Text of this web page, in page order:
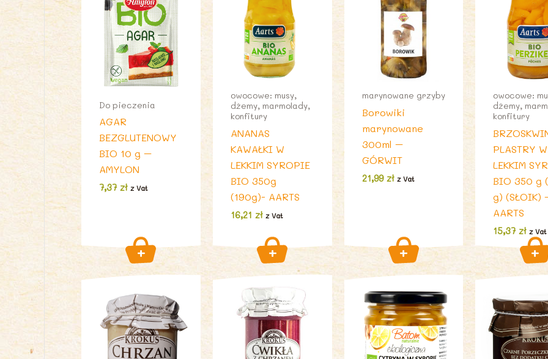
Do pieczenia
AGAR
BEZGLUTENOWY
BIO 10 g –
AMYLON
7,37zł z Vat
owocowe: musy,
dżemy, marmolady,
konfitury
ANANAS
KAWAŁKI W
LEKKIM SYROPIE
BIO 350g
(190g)- AARTS
16,21 zł z Vat
marynowane grzyby
Borowiki
marynowane
300ml –
GÓRWIT
21,99 zł z Vat
owocowe:
dżemy,
konfitury
PLASTRY W
LEKKIM
BIO 350 g
g) (SŁOIK)
AARTS
15,37zł z Vat